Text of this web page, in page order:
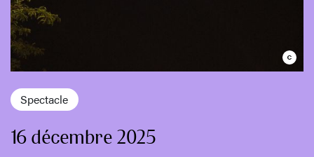
Spectacle
16 décembre 2025